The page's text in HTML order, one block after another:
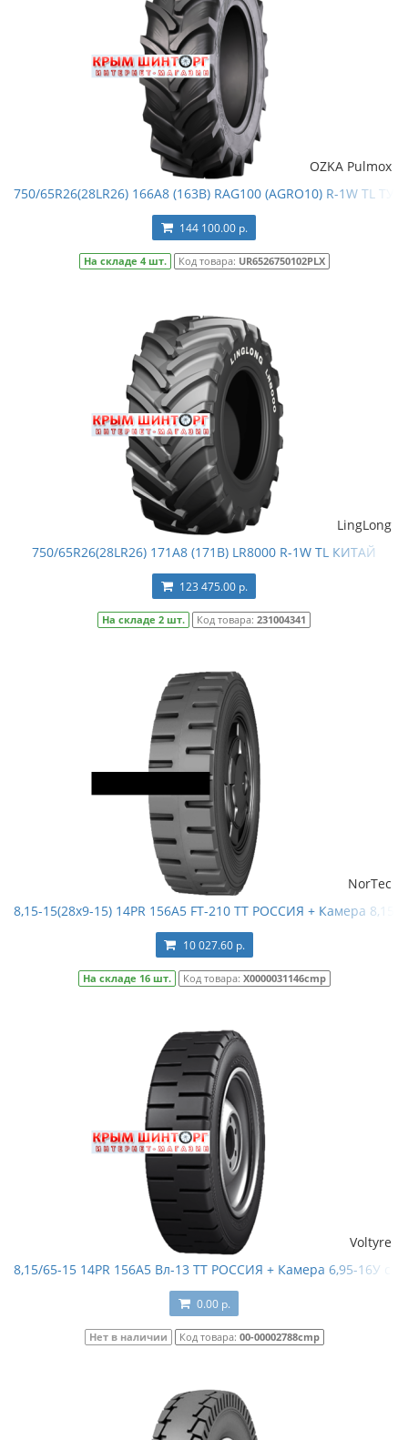
OZKA Pulmox
750/65R26(28LR26) 166A8 (163B) RAG100 (AGRO10) R-1W TL
144 100.00 р.
На складе 4 шт. Код товара: UR6526750102PLX
LingLong
750/65R26(28LR26) 171A8 (171B) LR8000 R-1W TL КИТАЙ
123 475.00 р.
На складе 2 шт. Код товара: 231004341
NorTec
8,15-15(28x9-15) 14PR 156A5 FT-210 TT РОССИЯ + Камера 8,15-
10 027.60 р.
На складе 16 шт. Код товара: Х0000031146cmp
Voltyre
8,15/65-15 14PR 156A5 Вл-13 TT РОССИЯ + Камера 6,95-16У с
0.00 р.
Нет в наличии Код товара: 00-00002788cmp